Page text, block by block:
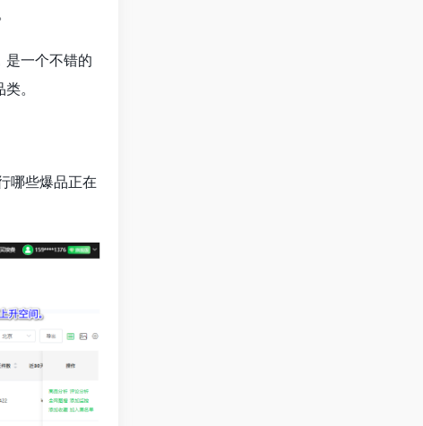
是一个不错的
。
哪些爆品正在